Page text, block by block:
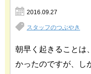
2016.09.27
スタッフのつぶやき
朝早く起きることは
かったのですが、し